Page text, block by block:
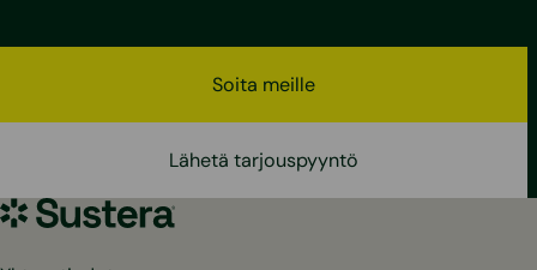
Soita meille
Lähetä tarjouspyyntö
Sustera